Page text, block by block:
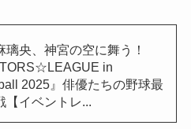
璃央、神宮の空に舞う！
in
2025』俳優たちの野球最
【イベントレ...